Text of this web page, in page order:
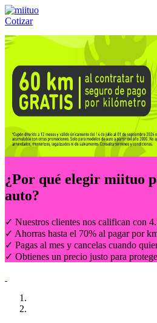
Cotizar
Llámanos al:(55) 84-21-05-00 ó
¿Por qué elegir miituo
auto?
✓ Nuestros clientes nos califican con
✓ Ahorras hasta el 70% al pagar por
✓ Pagas al mes y cancelas cuando
✓ Obtienes un precio justo para